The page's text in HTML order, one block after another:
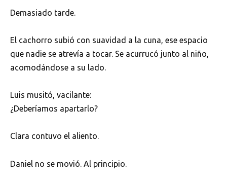
Demasiado tarde.
El cachorro subió con suavidad a la cuna, ese espacio
que nadie se atrevía a tocar. Se acurrucó junto al niño,
acomodándose a su lado.
Luis musitó, vacilante:
¿Deberíamos apartarlo?
Clara contuvo el aliento.
Daniel no se movió. Al principio.